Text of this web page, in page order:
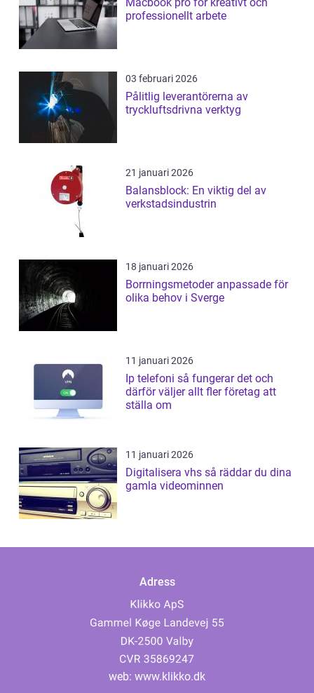
professionellt arbete
03 februari 2026
Pålitlig leverantörerna av
tryckluftsdrivna verktyg
21 januari 2026
Balansblock: En viktig del av
verkstadsindustrin
18 januari 2026
Borrningsmetoder anpassade för
olika behov i Sverge
11 januari 2026
Ip telefoni så fungerar det och
därför väljer allt fler företag att
ställa om
11 januari 2026
Digitalisera vhs så räddar du dina
gamla videominnen
Adress
web: www.klikko.dk